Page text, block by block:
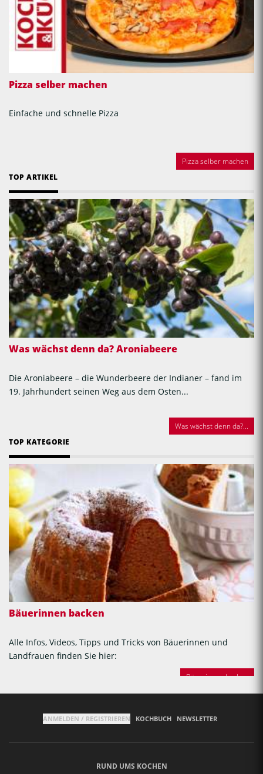
Pizza selber machen
Einfache und schnelle Pizza
Pizza selber machen
TOP ARTIKEL
Was wächst denn da? Aroniabeere
Die Aroniabeere – die Wunderbeere der Indianer – fand im
19. Jahrhundert seinen Weg aus dem Osten...
Was wächst denn da?...
TOP KATEGORIE
Bäuerinnen backen
Alle Infos, Videos, Tipps und Tricks von Bäuerinnen und
Landfrauen finden Sie hier:
Bäuerinnen backen
ANMELDEN / REGISTRIEREN KOCHBUCH NEWSLETTER
RUND UMS KOCHEN